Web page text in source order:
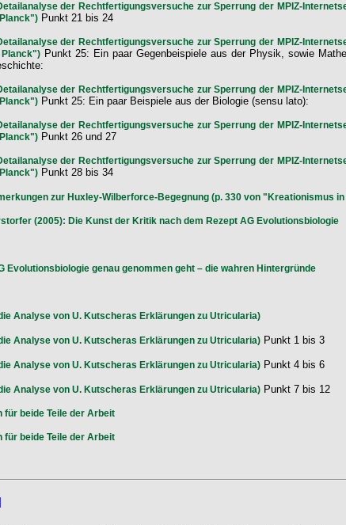
der Rechtfertigungsversuche zur Sperrung der MPIZ-
Punkt 21 bis 24
der Rechtfertigungsversuche zur Sperrung der MPIZ-
Punkt 25: Ein paar Gegenbeispiele aus der Physik, sowie
der Rechtfertigungsversuche zur Sperrung der MPIZ-
Punkt 25: Ein paar Beispiele aus der Biologie (sensu lato):
der Rechtfertigungsversuche zur Sperrung der MPIZ-
Punkt 26 und 27
der Rechtfertigungsversuche zur Sperrung der MPIZ-
Punkt 28 bis 34
zur Huxley-Wilberforce-Begegnung (p. 330 von "Kreationismus
(2005): Die Kunst der Kritik nach dem Rezept AG Evolutionsbiologie
Evolutionsbiologie genau genommen geht – die wahren Hintergründe
Analyse von U. Kutscheras Erklärungen zu Utricularia)
Analyse von U. Kutscheras Erklärungen zu Utricularia) Punkt 1 bis 3
Analyse von U. Kutscheras Erklärungen zu Utricularia) Punkt 4 bis 6
Analyse von U. Kutscheras Erklärungen zu Utricularia) Punkt 7 bis 12
für beide Teile der Arbeit
für beide Teile der Arbeit